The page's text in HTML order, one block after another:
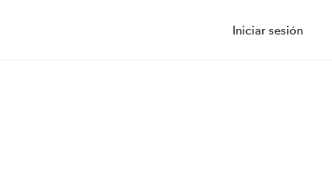
Iniciar sesión